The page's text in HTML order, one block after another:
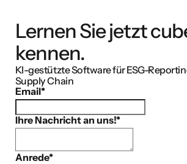
Lernen Sie jetzt
kennen.
KI-gestützte Software für ESG-
Supply Chain
Email*
Ihre Nachricht an uns!*
Anrede*